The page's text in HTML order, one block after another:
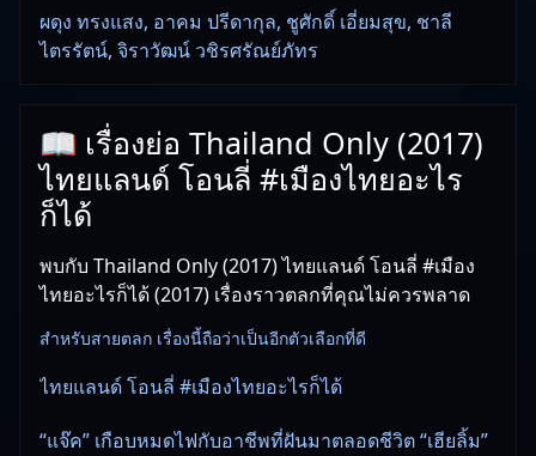
ผดุง ทรงแสง, อาคม ปรีดากุล, ชูศักดิ์ เอี่ยมสุข, ชาลี
ไตรรัตน์, จิราวัฒน์ วชิรศรัณย์ภัทร
📖 เรื่องย่อ Thailand Only (2017)
ไทยแลนด์ โอนลี่ #เมืองไทยอะไร
ก็ได้
พบกับ Thailand Only (2017) ไทยแลนด์ โอนลี่ #เมือง
ไทยอะไรก็ได้ (2017) เรื่องราวตลกที่คุณไม่ควรพลาด
สำหรับสายตลก เรื่องนี้ถือว่าเป็นอีกตัวเลือกที่ดี
ไทยแลนด์ โอนลี่ #เมืองไทยอะไรก็ได้
“แจ๊ค” เกือบหมดไฟกับอาชีพที่ฝันมาตลอดชีวิต “เฮียลิ้ม”